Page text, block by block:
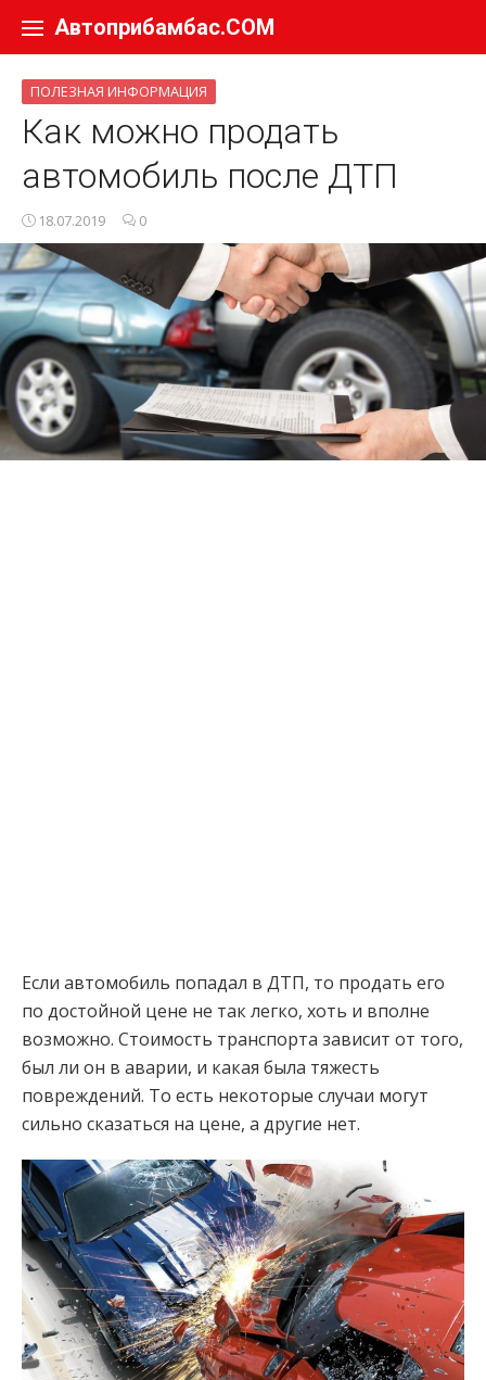
Автоприбамбас.COM
ПОЛЕЗНАЯ ИНФОРМАЦИЯ
Как можно продать
автомобиль после ДТП
18.07.2019 0
Если автомобиль попадал в ДТП, то продать его
по достойной цене не так легко, хоть и вполне
возможно. Стоимость транспорта зависит от того,
был ли он в аварии, и какая была тяжесть
повреждений. То есть некоторые случаи могут
сильно сказаться на цене, а другие нет.